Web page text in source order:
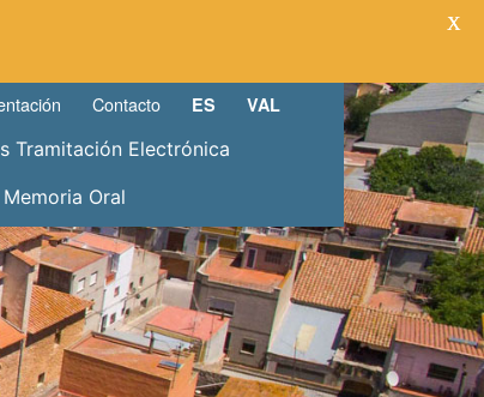
Contacto ES
VAL
Tramitación Electrónica
Memoria Oral
X